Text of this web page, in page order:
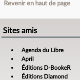
Revenir en haut de page
Sites amis
Agenda du Libre
April
Éditions D-BookeR
Éditions Diamond